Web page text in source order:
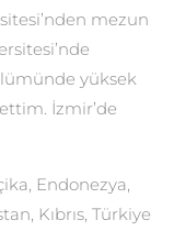
mezun
yüksek
İzmir’de
Endonezya,
Kıbrıs, Türkiye